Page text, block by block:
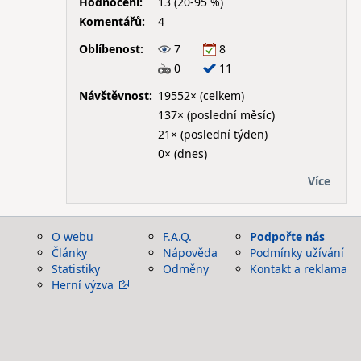
Komentářů:
4
Oblíbenost:
7
8
0
11
Návštěvnost: 19552× (celkem)
137× (poslední měsíc)
21× (poslední týden)
0× (dnes)
Více
O webu
Články
Statistiky
Herní výzva
F.A.Q.
Nápověda
Odměny
Podpořte nás
Podmínky užívání
Kontakt a reklama